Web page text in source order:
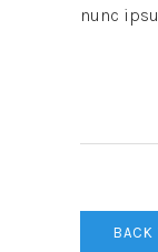
nunc
BACK